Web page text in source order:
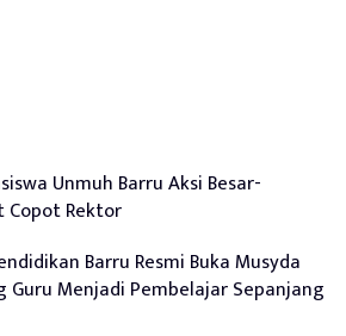
Unmuh Barru Aksi Besar-
Copot Rektor
Barru Resmi Buka Musyda
Guru Menjadi Pembelajar Sepanjang